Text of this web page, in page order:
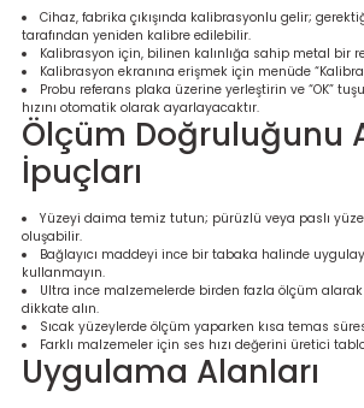
Cihaz, fabrika çıkışında kalibrasyonlu gelir;
tarafından yeniden kalibre edilebilir.
Kalibrasyon için, bilinen kalınlığa sahip metal bir
Kalibrasyon ekranına erişmek için menüde
Probu referans plaka üzerine yerleştirin ve “OK”
hızını otomatik olarak ayarlayacaktır.
Ölçüm Doğruluğunu
İpuçları
Yüzeyi daima temiz tutun; pürüzlü veya paslı
oluşabilir.
Bağlayıcı maddeyi ince bir tabaka halinde
kullanmayın.
Ultra ince malzemelerde birden fazla ölçüm
dikkate alın.
Sıcak yüzeylerde ölçüm yaparken kısa temas
Farklı malzemeler için ses hızı değerini üretici
Uygulama Alanları